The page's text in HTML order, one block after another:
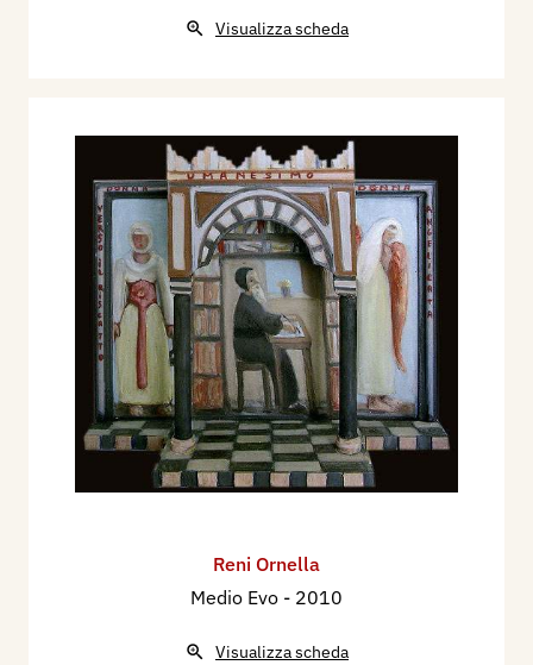
Visualizza scheda
Reni Ornella
Medio Evo - 2010
Visualizza scheda